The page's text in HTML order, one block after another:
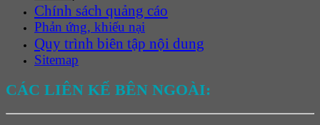
Chính sách quảng cáo
Phản ứng, khiếu nại
Quy trình biên tập nội dung
Sitemap
CÁC LIÊN KẾ BÊN NGOÀI: